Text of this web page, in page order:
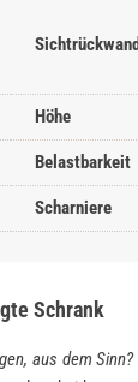
Sichtrückwand
Höhe
Belastbarkeit
Scharniere
Schrank
aus dem Sinn?